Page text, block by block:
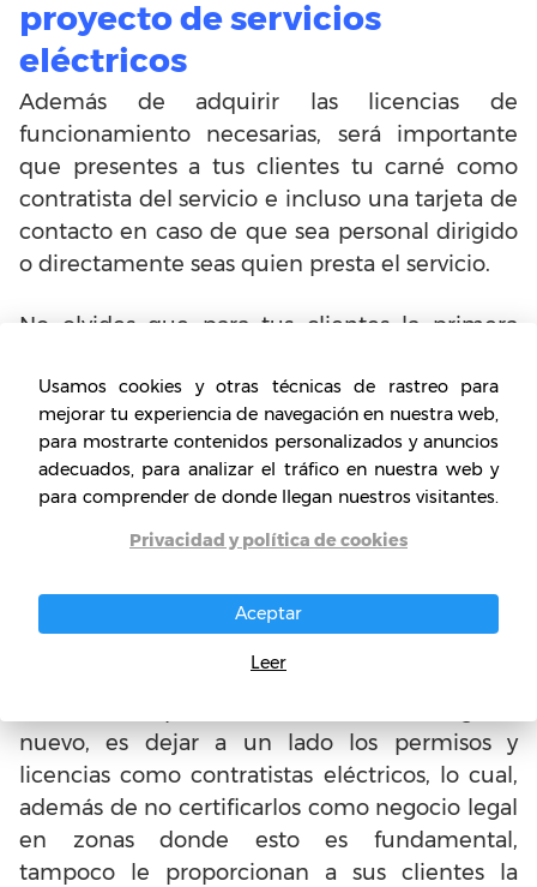
proyecto de servicios
eléctricos
Además de adquirir las licencias de
funcionamiento necesarias, será importante
que presentes a tus clientes tu carné como
contratista del servicio e incluso una tarjeta de
contacto en caso de que sea personal dirigido
o directamente seas quien presta el servicio.
No olvides que para tus clientes la primera
deberás hacer todo por que se lleven una
imagen positiva: llega a la fecha y hora
acordada, comenta al cliente el problema que
tienen, los costos totales de operación y la
recomienden con los suyos.
no de los errores más
cuando inician negocios de este tipo, de
nuevo, es dejar a un lado los permisos y
licencias como contratistas eléctricos, lo cual,
además de no certificarlos como negocio legal
en zonas donde esto es fundamental,
tampoco le proporcionan a sus clientes la
Usamos cookies y otras técnicas de rastreo para
mejorar tu experiencia de navegación en nuestra web,
para mostrarte contenidos personalizados y anuncios
adecuados, para analizar el tráfico en nuestra web y
para comprender de donde llegan nuestros visitantes.
Privacidad y política de cookies
Aceptar
Leer